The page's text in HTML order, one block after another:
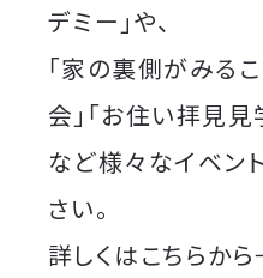
デミー」や、
「家の裏側がみる
会」「お住い拝見見
など様々なイベン
さい。
詳しくはこちらか